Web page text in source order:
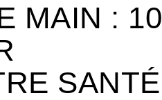
MAIN : 10
SANTÉ